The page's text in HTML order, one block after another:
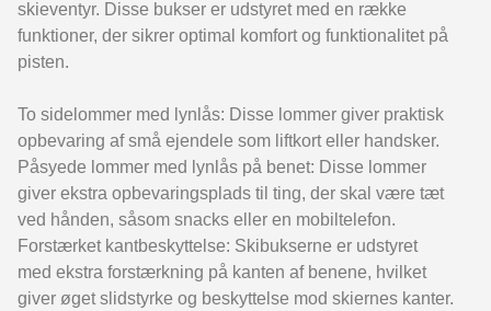
skieventyr. Disse bukser er udstyret med en række
funktioner, der sikrer optimal komfort og funktionalitet på
pisten.
To sidelommer med lynlås: Disse lommer giver praktisk
opbevaring af små ejendele som liftkort eller handsker.
Påsyede lommer med lynlås på benet: Disse lommer
giver ekstra opbevaringsplads til ting, der skal være tæt
ved hånden, såsom snacks eller en mobiltelefon.
Forstærket kantbeskyttelse: Skibukserne er udstyret
med ekstra forstærkning på kanten af benene, hvilket
giver øget slidstyrke og beskyttelse mod skiernes kanter.